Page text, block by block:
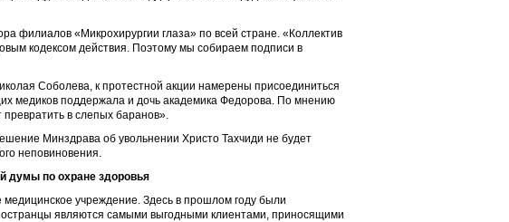
филиалов «Микрохирургии глаза» по всей стране. «Коллектив
кодексом действия. Поэтому мы собираем подписи в
Соболева, к протестной акции намерены присоединиться
медиков поддержала и дочь академика Федорова. По мнению
в слепых баранов».
Минздрава об увольнении Христо Тахчиди не будет
неповиновения.
думы по охране здоровья
учреждение. Здесь в прошлом году были
являются самыми выгодными клиентами, приносящими